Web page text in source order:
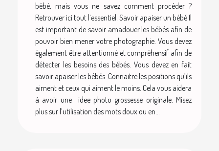
bébé, mais vous ne savez comment procéder ?
Retrouver ici tout l’essentiel. Savoir apaiser un bébé Il
est important de savoir amadouer les bébés afin de
pouvoir bien mener votre photographie. Vous devez
également être attentionné et compréhensif afin de
détecter les besoins des bébés. Vous devez en fait
savoir apaiser les bébés. Connaitre les positions qu’ils
aiment et ceux qui aiment le moins. Cela vous aidera
à avoir une idee photo grossesse originale. Misez
plus sur l’utilisation des mots doux ou en...